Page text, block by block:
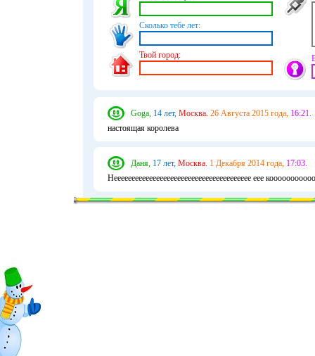
Сколько тебе лет:
Твой город:
Goga, 14 лет, Москва. 26 Августа 2015 года, 16:21.
настоящая королева
Даня, 17 лет, Москва. 1 Декабря 2014 года, 17:03.
Неееееееееееееееееееееееееееееееееееееее еее